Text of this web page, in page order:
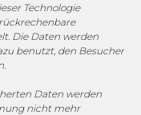
Technologie
Die Daten werden
benutzt, den Besucher
Daten werden
nicht mehr
(EU)